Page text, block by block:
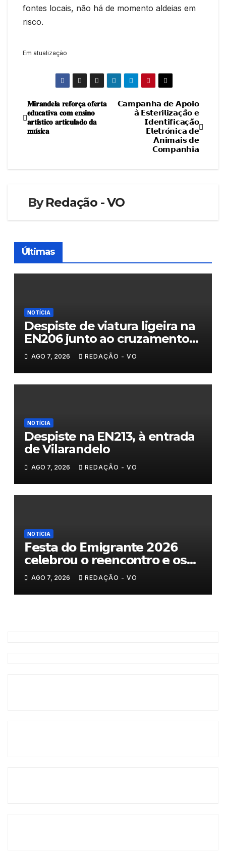
fontes locais, não há de momento aldeias em
risco.
Em atualização
Navegação
de
𝗖𝗮𝗺𝗽𝗮𝗻𝗵𝗮 𝗱𝗲 𝗔𝗽𝗼𝗶𝗼
𝗮̀ 𝗘𝘀𝘁𝗲𝗿𝗶𝗹𝗶𝘇𝗮𝗰̧𝗮̃𝗼 𝗲
𝗜𝗱𝗲𝗻𝘁𝗶𝗳𝗶𝗰𝗮𝗰̧𝗮̃𝗼
𝗘𝗹𝗲𝘁𝗿𝗼́𝗻𝗶𝗰𝗮 𝗱𝗲
𝗔𝗻𝗶𝗺𝗮𝗶𝘀 𝗱𝗲
𝗖𝗼𝗺𝗽𝗮𝗻𝗵𝗶𝗮
𝐌𝐢𝐫𝐚𝐧𝐝𝐞𝐥𝐚 𝐫𝐞𝐟𝐨𝐫𝐜̧𝐚 𝐨𝐟𝐞𝐫𝐭𝐚
𝐞𝐝𝐮𝐜𝐚𝐭𝐢𝐯𝐚 𝐜𝐨𝐦 𝐞𝐧𝐬𝐢𝐧𝐨
𝐚𝐫𝐭𝐢́𝐬𝐭𝐢𝐜𝐨 𝐚𝐫𝐭𝐢𝐜𝐮𝐥𝐚𝐝𝐨 𝐝𝐚
𝐦𝐮́𝐬𝐢𝐜𝐚
ByRedação - VO
Últimas
NOTÍCIA
Despiste de viatura ligeira na
EN206 junto ao cruzamento
Fornos do Pinhal
AGO 7, 2026 REDAÇÃO - VO
NOTÍCIA
Despiste na EN213, à entrada
de Vilarandelo
AGO 7, 2026 REDAÇÃO - VO
NOTÍCIA
𝗙𝗲𝘀𝘁𝗮 𝗱𝗼 𝗘𝗺𝗶𝗴𝗿𝗮𝗻𝘁𝗲 𝟮𝟬𝟮𝟲
𝗰𝗲𝗹𝗲𝗯𝗿𝗼𝘂 𝗼 𝗿𝗲𝗲𝗻𝗰𝗼𝗻𝘁𝗿𝗼 𝗲 𝗼𝘀
𝗹𝗮𝗰̧𝗼𝘀 𝗾𝘂𝗲 𝘂𝗻𝗲𝗺 𝗠𝘂𝗿𝗰̧𝗮
AGO 7, 2026 REDAÇÃO - VO